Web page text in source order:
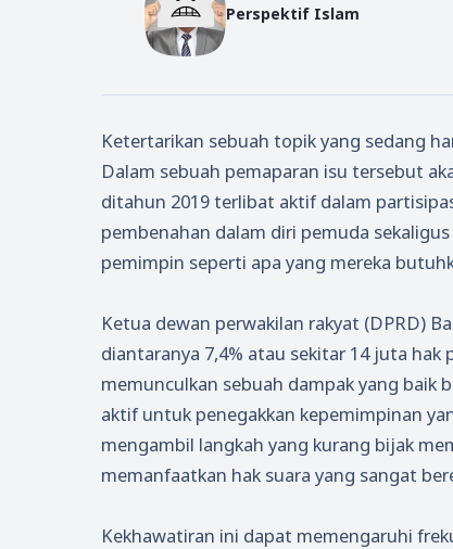
Perspektif Islam
Ketertarikan sebuah topik yang sedang
Dalam sebuah pemaparan isu tersebut
ditahun 2019 terlibat aktif dalam
pembenahan dalam diri pemuda
pemimpin seperti apa yang mereka
Ketua dewan perwakilan rakyat (DPRD)
diantaranya 7,4% atau sekitar 14 juta
memunculkan sebuah dampak yang baik
aktif untuk penegakkan kepemimpinan
mengambil langkah yang kurang bijak
memanfaatkan hak suara yang sangat
Kekhawatiran ini dapat memengaruhi